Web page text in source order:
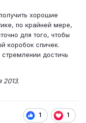
хорошие
по крайней мере,
для того, чтобы
коробок спичек.
достичь
2013.
1 1